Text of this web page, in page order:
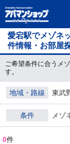
愛宕駅でメゾネ
件情報・お部屋
ご希望条件に合うメ
す。
地域・路線 東武
条件 メゾ
0件